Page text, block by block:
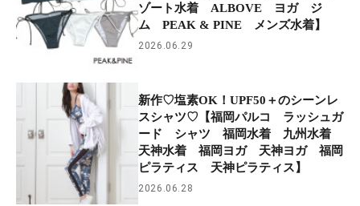
ゾート水着 ALBOVE ヨガ ジ
ム PEAK & PINE メンズ水着】
2026.06.29
新作♡塩素OK！UPF50＋のシーンレ
スシャツ♡【福岡パルコ ラッシュガ
ード シャツ 福岡水着 九州水着
天神水着 福岡ヨガ 天神ヨガ 福岡
ピラティス 天神ピラティス】
2026.06.28